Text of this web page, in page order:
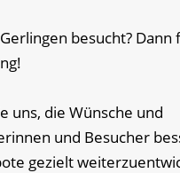
besucht? Dann
uns, die Wünsche und
und Besucher
gezielt